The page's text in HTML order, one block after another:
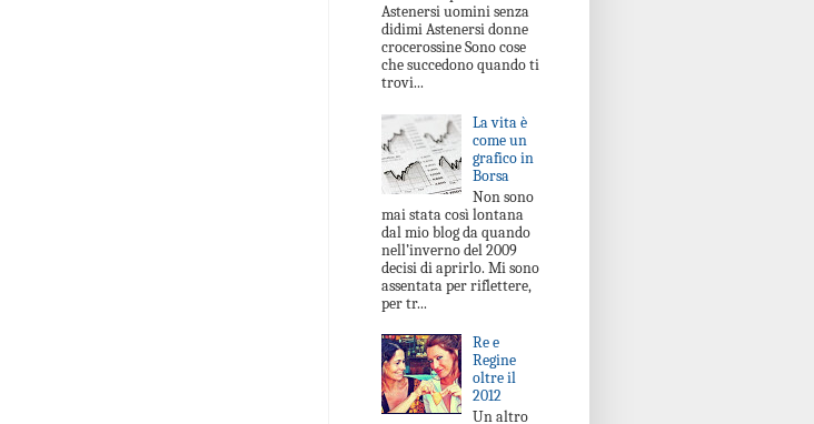
Astenersi uomini senza
didimi Astenersi donne
crocerossine Sono cose
che succedono quando ti
trovi...
La vita è
come un
grafico in
Borsa
Non sono
mai stata così lontana
dal mio blog da quando
nell’inverno del 2009
decisi di aprirlo. Mi sono
assentata per riflettere,
per tr...
Re e
Regine
oltre il
2012
Un altro